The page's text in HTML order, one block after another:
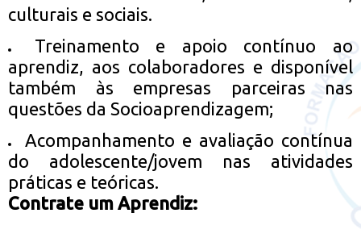
culturais e sociais.
Treinamento e apoio contínuo ao
aprendiz, aos colaboradores e disponível
também às empresas parceiras nas
questões da Socioaprendizagem;
Acompanhamento e avaliação contínua
do adolescente/jovem nas atividades
práticas e teóricas.
Contrate um Aprendiz: